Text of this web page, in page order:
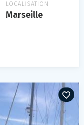
LOCALISATION
Marseille